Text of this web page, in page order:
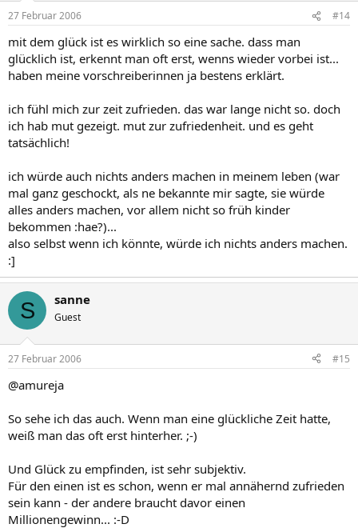
27 Februar 2006 #14
mit dem glück ist es wirklich so eine sache. dass man
glücklich ist, erkennt man oft erst, wenns wieder vorbei ist...
haben meine vorschreiberinnen ja bestens erklärt.
ich fühl mich zur zeit zufrieden. das war lange nicht so. doch
ich hab mut gezeigt. mut zur zufriedenheit. und es geht
tatsächlich!
ich würde auch nichts anders machen in meinem leben (war
mal ganz geschockt, als ne bekannte mir sagte, sie würde
alles anders machen, vor allem nicht so früh kinder
bekommen :hae?)...
also selbst wenn ich könnte, würde ich nichts anders machen.
:]
S sanne
Guest
27 Februar 2006 #15
@amureja
So sehe ich das auch. Wenn man eine glückliche Zeit hatte,
weiß man das oft erst hinterher. ;-)
Und Glück zu empfinden, ist sehr subjektiv.
Für den einen ist es schon, wenn er mal annähernd zufrieden
sein kann - der andere braucht davor einen
Millionengewinn... :-D